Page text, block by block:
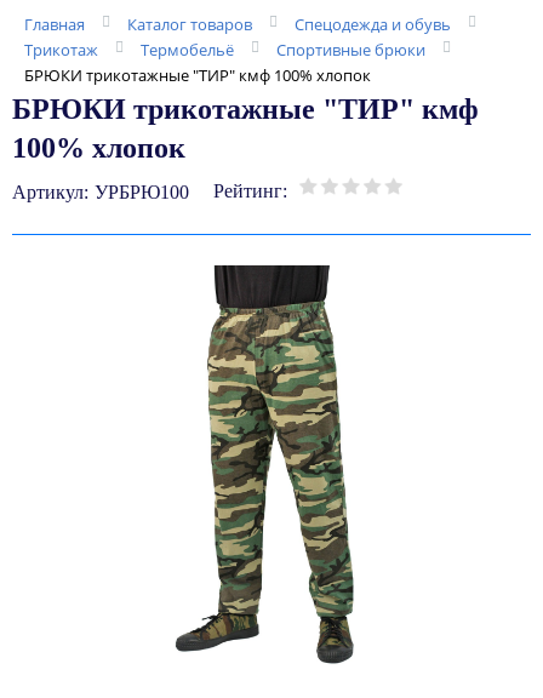
Главная Каталог товаров
Спецодежда и обувь
Трикотаж
Термобельё
Спортивные брюки
БРЮКИ трикотажные "ТИР" кмф 100% хлопок
БРЮКИ трикотажные "ТИР" кмф
100% хлопок
Артикул: УРБРЮ100 Рейтинг: